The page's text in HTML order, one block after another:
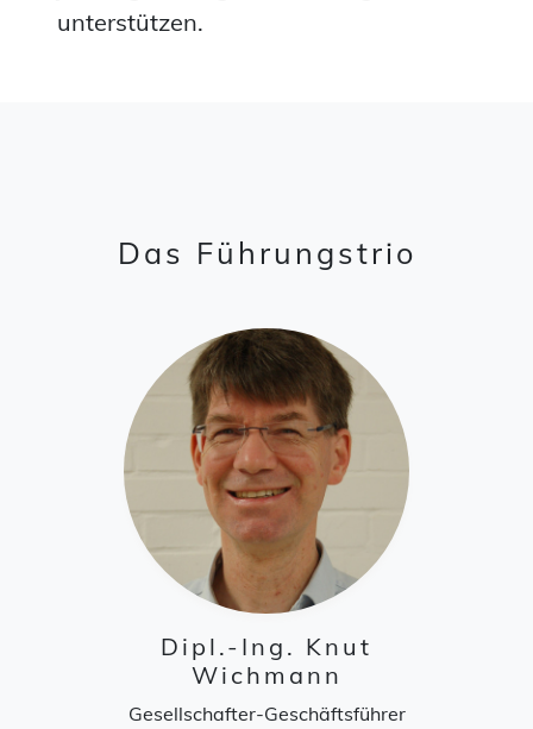
unterstützen.
Das Führungstrio
Dipl.-Ing. Knut
Wichmann
Gesellschafter-Geschäftsführer